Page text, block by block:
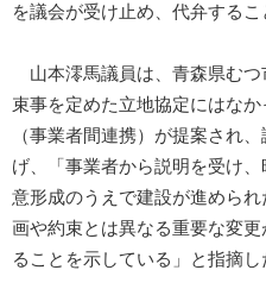
を議会が受け止め、代弁するこ
山本澪馬議員は、青森県むつ
束事を定めた立地協定にはな
（事業者間連携）が提案され
げ、「事業者から説明を受け
意形成のうえで建設が進めら
画や約束とは異なる重要な変
ることを示している」と指摘し